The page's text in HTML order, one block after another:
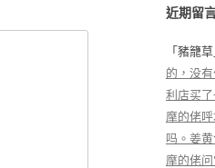
近期留
「 豬籠草
的，没
利店买
摩的佬
吗。姜
摩的佬